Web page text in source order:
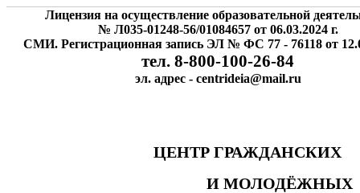
Лицензия на осуществление образовательной
№ Л035-01248-56/01084657 от 06.03.2024 г.
СМИ. Регистрационная запись ЭЛ № ФС 77 - 76118 от
тел. 8-800-100-26-84
эл. адрес - centrideia@mail.ru
ЦЕНТР
И